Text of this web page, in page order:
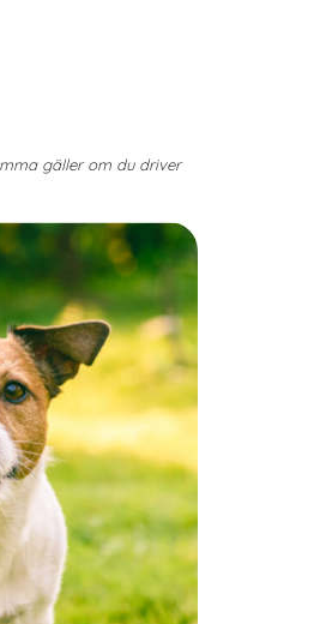
gäller om du driver